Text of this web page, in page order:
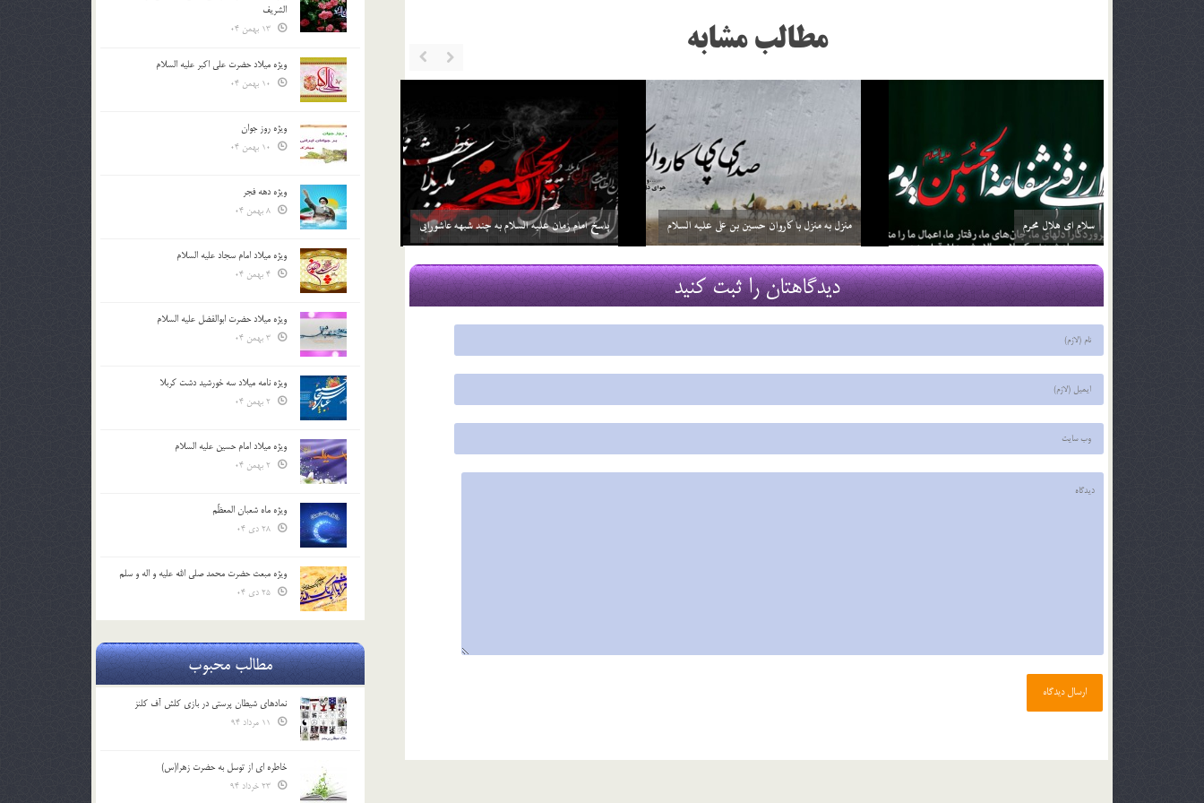
مطالب مشابه
من سرزمین کربلا
25 خرداد 05
بیعت با عاشورا
25 خرداد 05
ویژه عید غدیر خم
10 خرداد 05
دیدگاهتان را ثبت کنید
الشريف
ویژه میلاد حضرت علی اکبر علیه السلام
ویژه روز جوان
ویژه دهه فجر
ویژه میلاد امام سجاد علیه السلام
ویژه میلاد حضرت ابوالفضل علیه السلام
ویژه نامه میلاد سه خورشید دشت کربلا
ویژه میلاد امام حسین علیه السلام
ویژه ماه شعبان المعظّم
ویژه مبعث حضرت محمد صلی الله علیه و اله و سلم
مطالب محبوب
نمادهای شیطان پرستی در بازی کلش آف کلنز
خاطره ای از توسل به حضرت زهرا(س)